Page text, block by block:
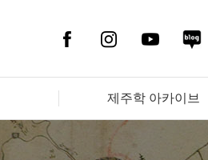
제주학 아카이브